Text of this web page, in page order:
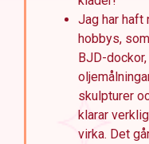
Jag har haft
hobbys,
BJD-
skulpturer
klarar
virka. Det